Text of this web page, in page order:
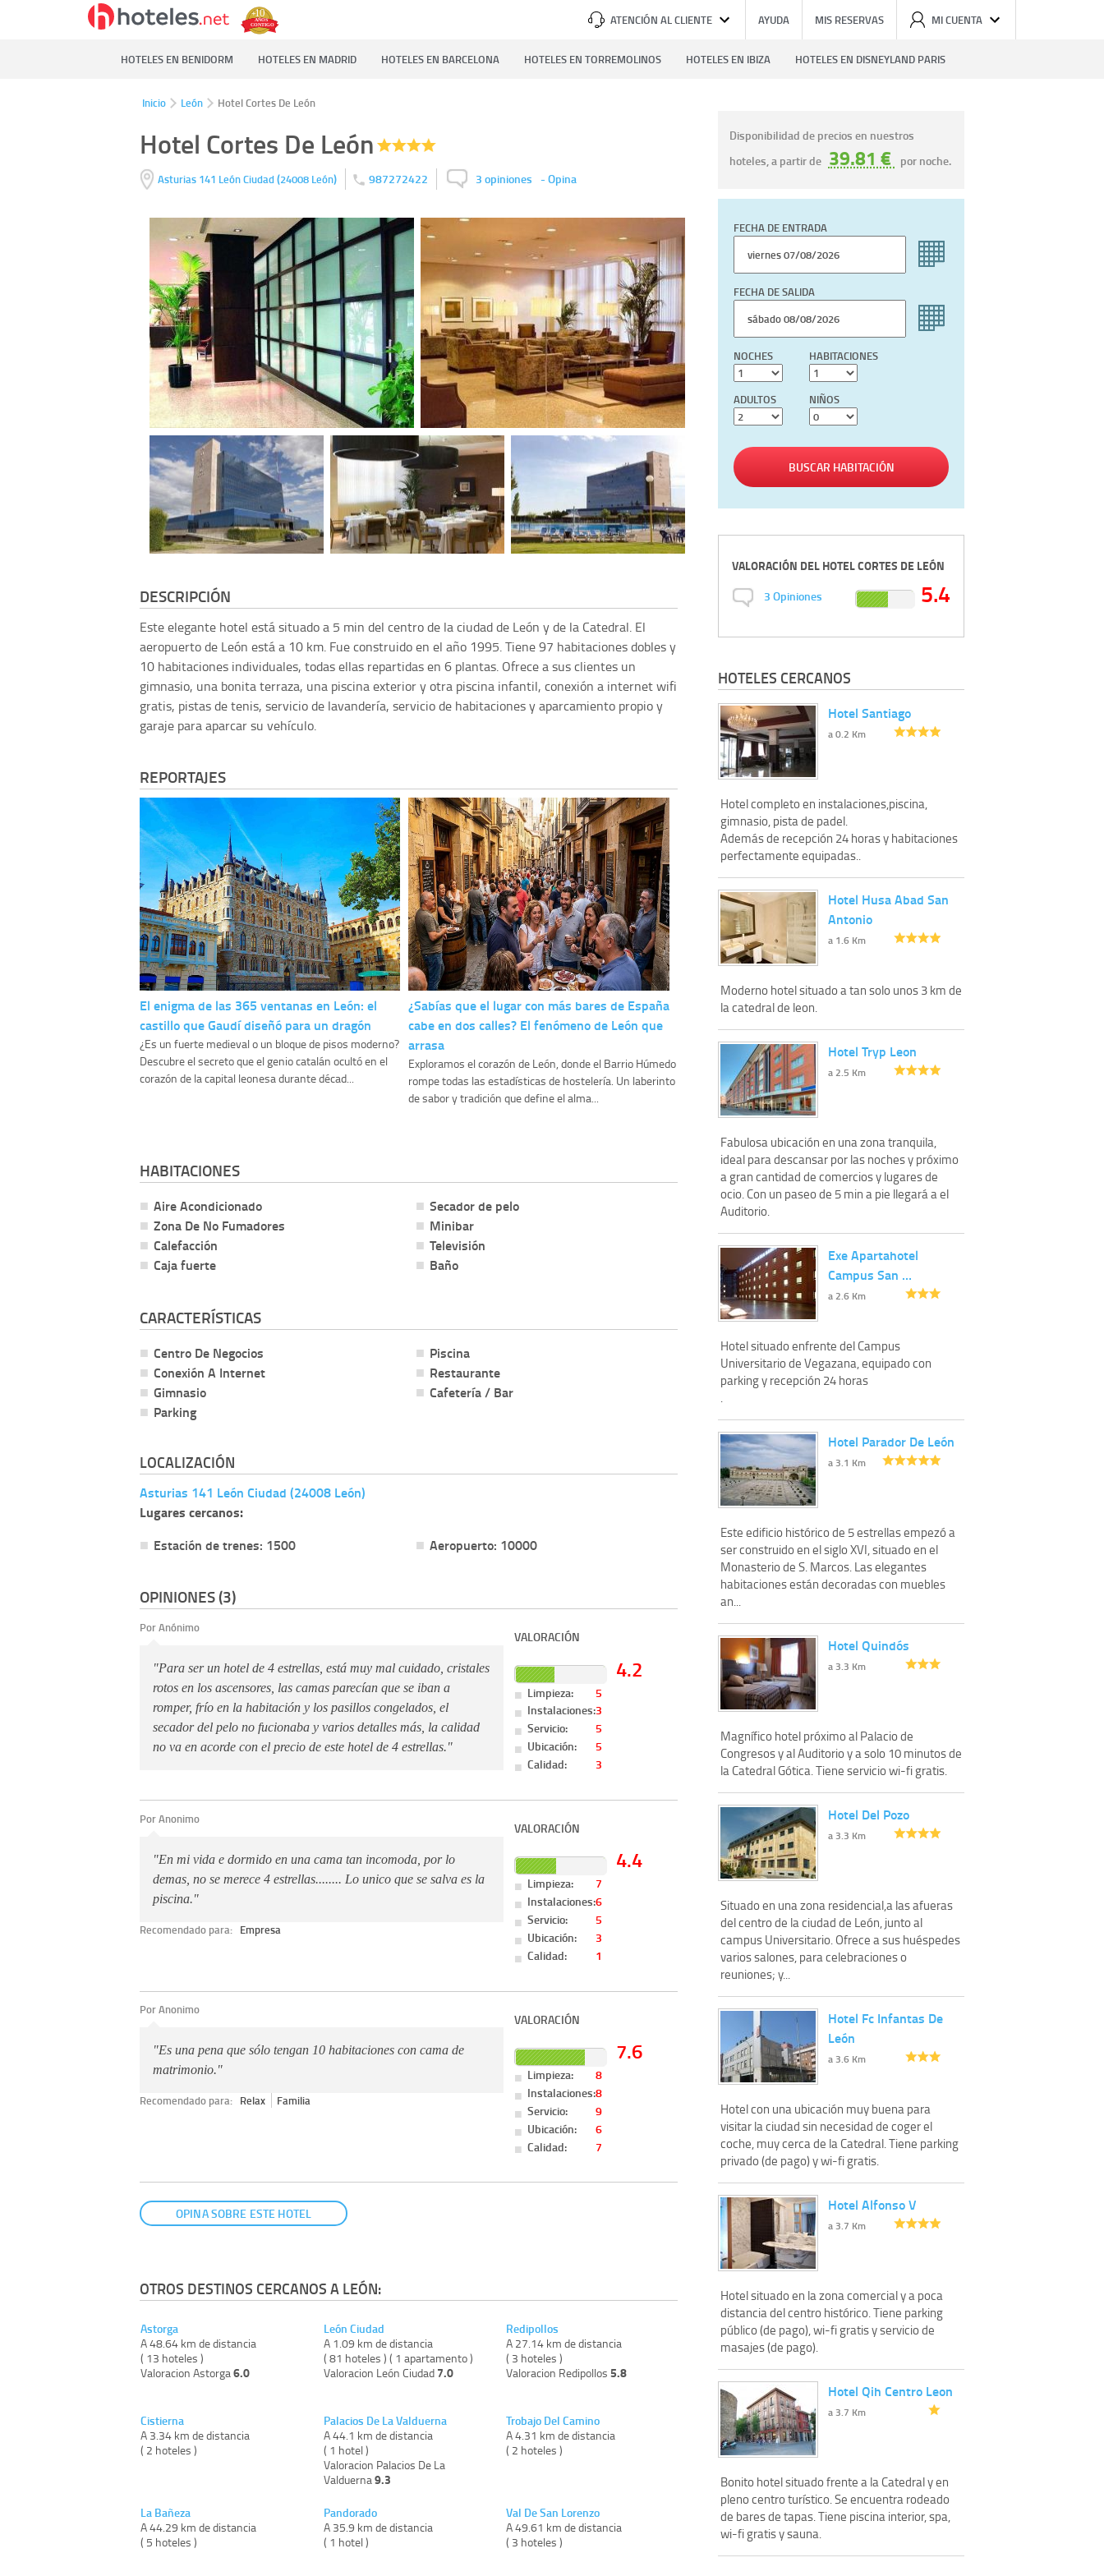
ATENCIÓN AL CLIENTE AYUDA MIS RESERVAS MI CUENTA
HOTELES EN BENIDORM HOTELES EN MADRID HOTELES EN BARCELONA HOTELES EN TORREMOLINOS HOTELES EN IBIZA HOTELES EN DISNEYLAND PARIS
Inicio León Hotel Cortes De León
Hotel Cortes De León
Asturias 141 León Ciudad(24008 León) 987272422 3 opiniones -Opina
DESCRIPCIÓN
Este elegante hotel está situado a 5 min del centro de la ciudad de León y de la Catedral. El
aeropuerto de León está a 10 km. Fue construido en el año 1995. Tiene 97 habitaciones dobles y
10 habitaciones individuales, todas ellas repartidas en 6 plantas. Ofrece a sus clientes un
gimnasio, una bonita terraza, una piscina exterior y otra piscina infantil, conexión a internet wifi
gratis, pistas de tenis, servicio de lavandería, servicio de habitaciones y aparcamiento propio y
garaje para aparcar su vehículo.
REPORTAJES
El enigma de las 365 ventanas en León: el
castillo que Gaudí diseñó para un dragón
¿Es un fuerte medieval o un bloque de pisos moderno?
Descubre el secreto que el genio catalán ocultó en el
corazón de la capital leonesa durante décad...
¿Sabías que el lugar con más bares de España
cabe en dos calles? El fenómeno de León que
arrasa
Exploramos el corazón de León, donde el Barrio Húmedo
rompe todas las estadísticas de hostelería. Un laberinto
de sabor y tradición que define el alma...
HABITACIONES
Aire Acondicionado
Zona De No Fumadores
Calefacción
Caja fuerte
Secador de pelo
Minibar
Televisión
Baño
CARACTERÍSTICAS
Centro De Negocios
Conexión A Internet
Gimnasio
Parking
Piscina
Restaurante
Cafetería / Bar
LOCALIZACIÓN
Asturias 141 León Ciudad (24008 León)
Lugares cercanos:
Estación de trenes: 1500
Aeropuerto: 10000
OPINIONES (3)
Por Anónimo
"Para ser un hotel de 4 estrellas, está muy mal cuidado, cristales
rotos en los ascensores, las camas parecían que se iban a
romper, frío en la habitación y los pasillos congelados, el
secador del pelo no fucionaba y varios detalles más, la calidad
no va en acorde con el precio de este hotel de 4 estrellas."
VALORACIÓN
4.2
Limpieza:
5
Instalaciones:3
Servicio:
5
Ubicación:
5
Calidad:
3
Por Anonimo
"En mi vida e dormido en una cama tan incomoda, por lo
demas, no se merece 4 estrellas........ Lo unico que se salva es la
piscina."
Recomendado para: Empresa
VALORACIÓN
4.4
Limpieza:
7
Instalaciones:6
Servicio:
5
Ubicación:
3
Calidad:
1
Por Anonimo
"Es una pena que sólo tengan 10 habitaciones con cama de
matrimonio."
Recomendado para: Relax Familia
VALORACIÓN
7.6
Limpieza:
8
Instalaciones:8
Servicio:
9
Ubicación:
6
Calidad:
7
OPINA SOBRE ESTE HOTEL
OTROS DESTINOS CERCANOS A LEÓN:
Astorga
A 48.64 km de distancia
( 13 hoteles )
Valoracion Astorga6.0
Cistierna
A 3.34 km de distancia
( 2 hoteles )
La Bañeza
A 44.29 km de distancia
( 5 hoteles )
León Ciudad
A 1.09 km de distancia
( 81 hoteles ) ( 1 apartamento )
Valoracion León Ciudad 7.0
Palacios De La Valduerna
A 44.1 km de distancia
( 1 hotel )
Valoracion Palacios De La
Valduerna9.3
Pandorado
A 35.9 km de distancia
( 1 hotel )
Redipollos
A 27.14 km de distancia
( 3 hoteles )
Valoracion Redipollos5.8
Trobajo Del Camino
A 4.31 km de distancia
( 2 hoteles )
Val De San Lorenzo
A 49.61 km de distancia
( 3 hoteles )
Disponibilidad de precios en nuestros
hoteles, a partir de 39.81 € por noche.
FECHA DE ENTRADA
FECHA DE SALIDA
NOCHES HABITACIONES
ADULTOS NIÑOS
BUSCAR HABITACIÓN
VALORACIÓN DELHOTEL CORTES DE LEÓN
3Opiniones 5.4
HOTELES CERCANOS
Hotel Santiago
a 0.2 Km
Hotel completo en instalaciones,piscina,
gimnasio, pista de padel.
Además de recepción 24 horas y habitaciones
perfectamente equipadas..
Hotel Husa Abad San
Antonio
a 1.6 Km
Moderno hotel situado a tan solo unos 3 km de
la catedral de leon.
Hotel Tryp Leon
a 2.5 Km
Fabulosa ubicación en una zona tranquila,
ideal para descansar por las noches y próximo
a gran cantidad de comercios y lugares de
ocio. Con un paseo de 5 min a pie llegará a el
Auditorio.
Exe Apartahotel
Campus San …
a 2.6 Km
Hotel situado enfrente del Campus
Universitario de Vegazana, equipado con
parking y recepción 24 horas
Hotel Parador De León
a 3.1 Km
Este edificio histórico de 5 estrellas empezó a
ser construido en el siglo XVI, situado en el
Monasterio de S. Marcos. Las elegantes
habitaciones están decoradas con muebles
an...
Hotel Quindós
a 3.3 Km
Magnífico hotel próximo al Palacio de
Congresos y al Auditorio y a solo 10 minutos de
la Catedral Gótica. Tiene servicio wi-fi gratis.
Hotel Del Pozo
a 3.3 Km
Situado en una zona residencial,a las afueras
del centro de la ciudad de León, junto al
campus Universitario. Ofrece a sus huéspedes
varios salones, para celebraciones o
reuniones; y...
Hotel Fc Infantas De
León
a 3.6 Km
Hotel con una ubicación muy buena para
visitar la ciudad sin necesidad de coger el
coche, muy cerca de la Catedral. Tiene parking
privado (de pago) y wi-fi gratis.
Hotel Alfonso V
a 3.7 Km
Hotel situado en la zona comercial y a poca
distancia del centro histórico. Tiene parking
público (de pago), wi-fi gratis y servicio de
masajes (de pago).
Hotel Qih Centro Leon
a 3.7 Km
Bonito hotel situado frente a la Catedral y en
pleno centro turístico. Se encuentra rodeado
de bares de tapas. Tiene piscina interior, spa,
wi-fi gratis y sauna.